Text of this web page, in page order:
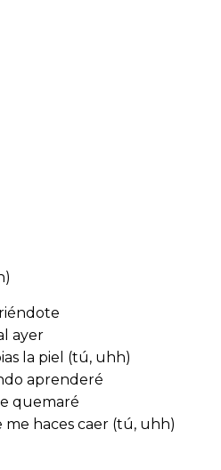
ayer
la piel (tú, uhh)
aprenderé
quemaré
haces caer (tú, uhh)